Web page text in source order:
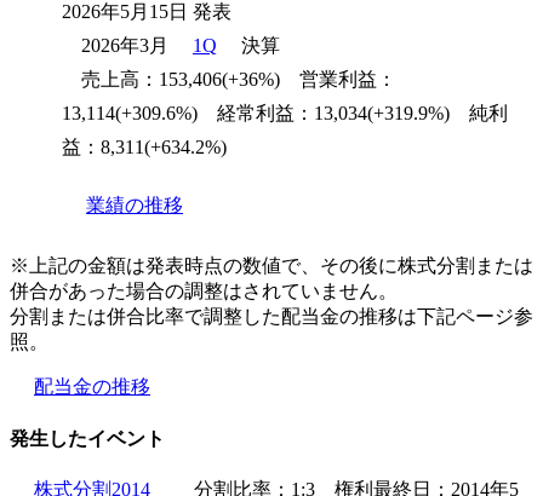
2026年5月15日 発表
2026年3月
1Q
決算
売上高：153,406(+36%) 営業利益：
13,114(+309.6%) 経常利益：13,034(+319.9%) 純利
益：8,311(+634.2%)
業績の推移
※上記の金額は発表時点の数値で、その後に株式分割または
併合があった場合の調整はされていません。
分割または併合比率で調整した配当金の推移は下記ページ参
照。
配当金の推移
発生したイベント
株式分割2014 分割比率：1:3 権利最終日：2014年5